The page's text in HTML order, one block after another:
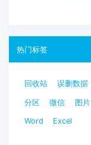
热门标签
回收站 误删数据
分区 微信 图片
Word Excel